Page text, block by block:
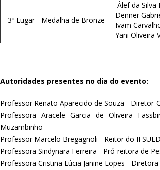
3º Lugar - Medalha de Bronze
Álef da Silva
Denner
Ivam
Yani Oliveira
Autoridades presentes no dia do evento:
Professor Renato Aparecido de Souza - Diretor-
Professora Aracele Garcia de Oliveira
Muzambinho
Professor Marcelo Bregagnoli - Reitor do
Professora Sindynara Ferreira - Pró-reitora de
Professora Cristina Lúcia Janine Lopes -